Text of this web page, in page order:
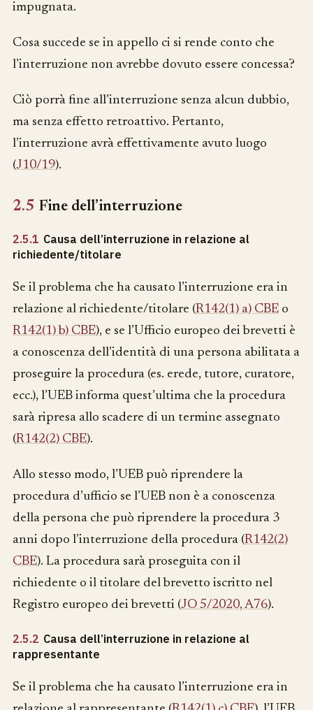
impugnata.
Cosa succede se in appello ci si rende conto che
l’interruzione non avrebbe dovuto essere concessa?
Ciò porrà fine all’interruzione senza alcun dubbio,
ma senza effetto retroattivo. Pertanto,
l’interruzione avrà effettivamente avuto luogo
(J10/19).
2.5 Fine dell’interruzione
2.5.1 Causa dell’interruzione in relazione al
richiedente/titolare
Se il problema che ha causato l’interruzione era in
relazione al richiedente/titolare (R142(1) a) CBE o
R142(1) b) CBE), e se l’Ufficio europeo dei brevetti è
a conoscenza dell’identità di una persona abilitata a
proseguire la procedura (es. erede, tutore, curatore,
ecc.), l’UEB informa quest’ultima che la procedura
sarà ripresa allo scadere di un termine assegnato
(R142(2) CBE).
Allo stesso modo, l’UEB può riprendere la
procedura d’ufficio se l’UEB non è a conoscenza
della persona che può riprendere la procedura 3
anni dopo l’interruzione della procedura (R142(2)
CBE). La procedura sarà proseguita con il
richiedente o il titolare del brevetto iscritto nel
Registro europeo dei brevetti (JO 5/2020, A76).
2.5.2 Causa dell’interruzione in relazione al
rappresentante
Se il problema che ha causato l’interruzione era in